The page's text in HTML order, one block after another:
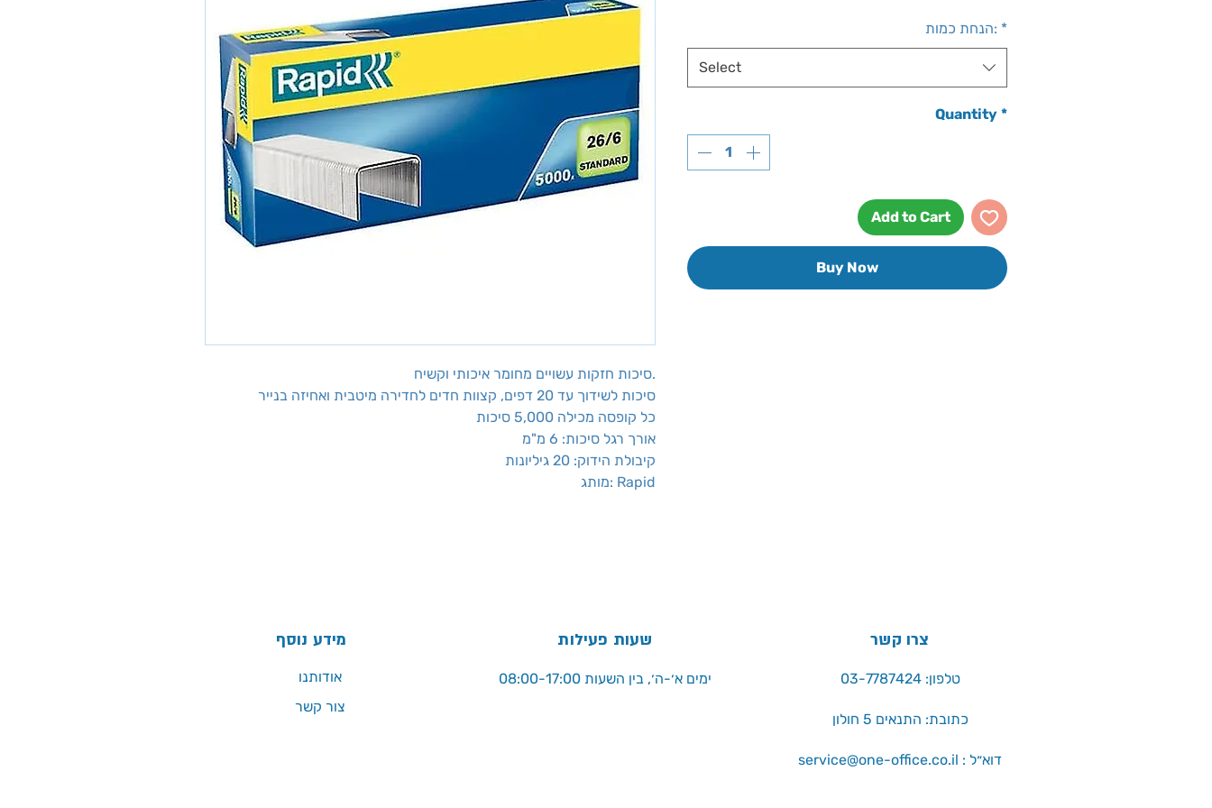
סיכות חזקות עשויים מחומר איכותי וקשיח.
סיכות לשידוך עד 20 דפים, קצוות חדים לחדירה מיטבית ואחיזה בנייר
כל קופסה מכילה 5,000 סיכות
אורך רגל סיכות: 6 מ"מ
קיבולת הידוק: 20 גיליונות
מותג: Rapid
הנחת כמות: *
Select
Quantity *
Add to Cart
Buy Now
מידע נוסף שעות פעילות
ימים א׳-ה׳, בין השעות 08:00-17:00
צרו קשר
טלפון: 03-7787424
כתובת: התנאים 5 חולון
service@one-office.co.il : דוא״ל
אודותנו
צור קשר